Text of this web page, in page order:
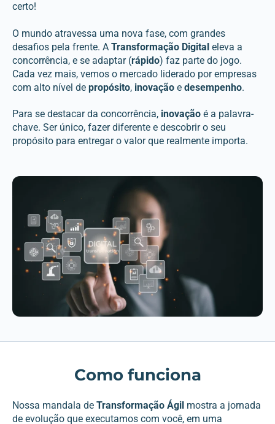
certo!
O mundo atravessa uma nova fase, com grandes
desafios pela frente. A Transformação Digital eleva a
concorrência, e se adaptar (rápido) faz parte do jogo.
Cada vez mais, vemos o mercado liderado por empresas
com alto nível de propósito, inovação e desempenho.
Para se destacar da concorrência, inovação é a palavra-
chave. Ser único, fazer diferente e descobrir o seu
propósito para entregar o valor que realmente importa.
Como funciona
Nossa mandala de Transformação Ágil mostra a jornada
de evolução que executamos com você, em uma